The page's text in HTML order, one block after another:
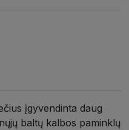
įgyvendinta daug
baltų kalbos paminklų